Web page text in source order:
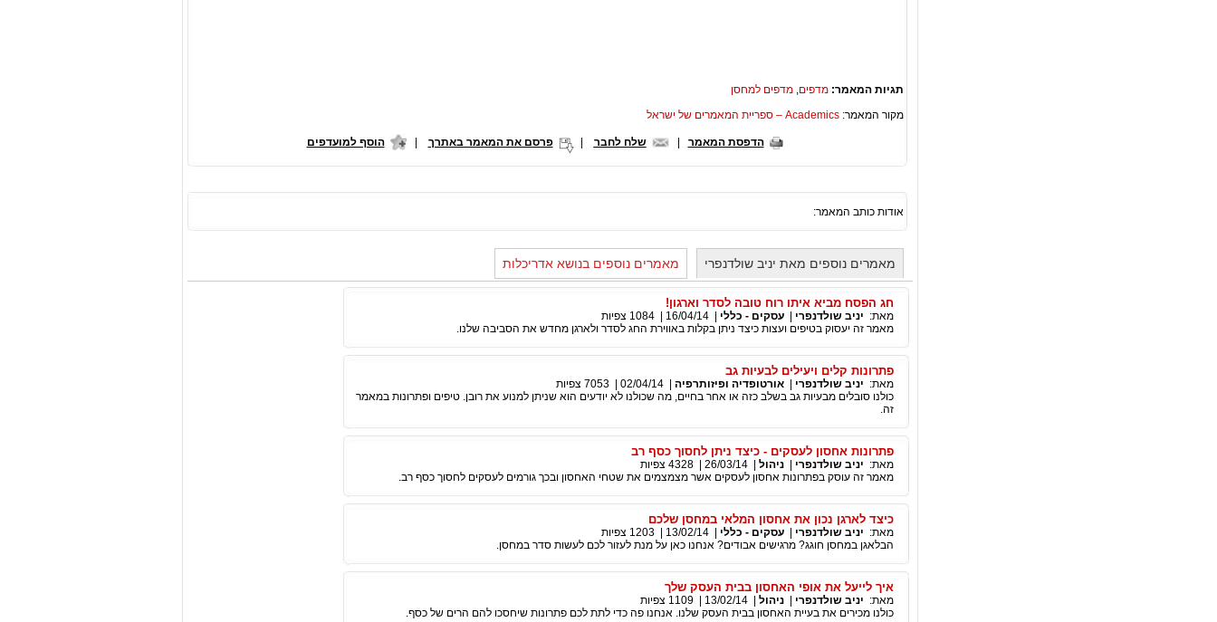
תגיות המאמר: מדפים, מדפים למחסן
מקור המאמר: Academics – ספריית המאמרים של ישראל
הדפסת המאמר שלח לחבר פרסם את המאמר באתרך | הוסף למועדפים
אודות כותב המאמר:
מאמרים נוספים מאת יניב שולדנפרי מאמרים נוספים בנושא אדריכלות
חג הפסח מביא איתו רוח טובה לסדר וארגון!
מאת: יניב שולדנפרי עסקים - כללי 16/04/14
1084 צפיות
מאמר זה יעסוק בטיפים ועצות כיצד ניתן בקלות באווירת החג לסדר ולארגן מחדש את הסביבה שלנו.
פתרונות קלים ויעילים לבעיות גב
מאת: יניב שולדנפרי אורטופדיה ופיזותרפיה 02/04/14
7053 צפיות
כולנו סובלים מבעיות גב בשלב כזה או אחר בחיים, מה שכולנו לא יודעים הוא שניתן למנוע את רובן. טיפים ופתרונות במאמר
זה.
פתרונות אחסון לעסקים - כיצד ניתן לחסוך כסף רב
מאת: יניב שולדנפרי ניהול 26/03/14
4328 צפיות
מאמר זה עוסק בפתרונות אחסון לעסקים אשר מצמצמים את שטחי האחסון ובכך גורמים לעסקים לחסוך כסף רב.
כיצד לארגן נכון את אחסון המלאי במחסן שלכם
מאת: יניב שולדנפרי עסקים - כללי 13/02/14
1203 צפיות
הבלאגן במחסן חוגג? מרגישים אבודים? אנחנו כאן על מנת לעזור לכם לעשות סדר במחסן.
איך לייעל את אופי האחסון בבית העסק שלך
מאת: יניב שולדנפרי ניהול 13/02/14
1109 צפיות
כולנו מכירים את בעיית האחסון בבית העסק שלנו. אנחנו פה כדי לתת לכם פתרונות שיחסכו להם הרים של כסף.